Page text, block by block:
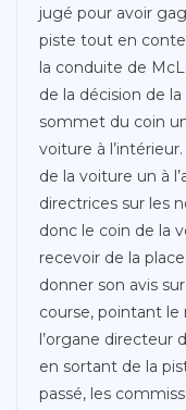
jugé pour avoir
piste tout en
la conduite de
de la décision de
sommet du coin
voiture à
de la voiture un à
directrices sur les
donc le coin de la
recevoir de la
donner son avis
course, pointant le
l’organe directeur
en sortant de la
passé, les